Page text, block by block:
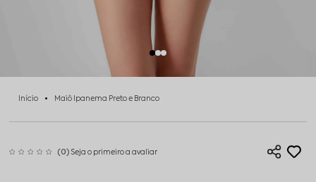
Início Maiô Ipanema Preto e Branco
(0) Seja o primeiro a avaliar